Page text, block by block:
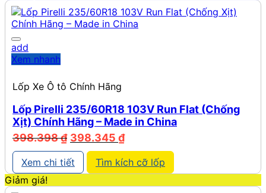
add
Xem nhanh
Lốp Xe Ô tô Chính Hãng
Lốp Pirelli 235/60R18 103V Run Flat (Chống
Xịt) Chính Hãng – Made in China
398.398₫ Giá
gốc
là:
398.398 ₫.
398.345 ₫Giá
hiện
tại
là:
398.345 ₫.
Xem chi tiết
Tìm kích cỡ lốp
Giảm giá!